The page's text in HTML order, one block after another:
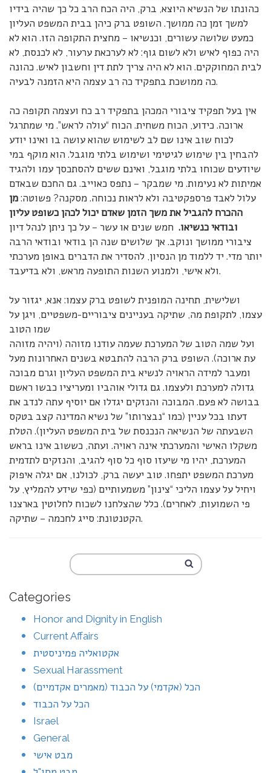
כהונתו של הנשיא היוצא, ברק, היה הכח הרב כל כך שהיה בידיו
למשך זמן כה ממושך. השופט ברק כיהן בבית המשפט העליון
כמעט שלושה עשורים, וכנשיאו – מחצית התקופה הזו. הוא לא
היה כפוף לאיש ולא לשום גוף: לא לערכאת ערעור, לא לכנסת, לא
לבית המחוקקים. הוא לא היה צריך לתת דין וחשבון לאיש. כהונה
כה ממושכת בתפקיד כה רב עצמה היא הזמנה לבעיה.
אין בעל תפקיד ציבורי המכהן בתפקיד רב כח ועצמה תקופה כה
ארוכה. כידוע, הכוח משחית. הכוח “עולה לראש”. מי שמתרגל
לכוח שוב אינו שם לב לשימוש שהוא עושה בו ואינו יודע
להבחין בין שימוש לגיטימי ושימוש בלתי מוגבל. הוא מוקף במי
שיודעים שכוחו בלתי מוגבל, ואינם ששים להסתכסך עמו ולהגיד
אמיתות לא נעימות. מי שמבקר – נתפס כאוייב. גם החכם שבאדם
עלול לאבד פרספקטיבה ולא לראות נכוחה. מסקנה? פשוטה: מן
ההכרח להגביל את משך הזמן שאדם יכול לכהן כשופט עליון
ובודאי כנשיאו. חמש שנים או עשר – על כך ניתן לנהל דיון
ציבורי ממושך ונוקב. אך שלושים שנה הן בודאי ובודאי הרבה
יותר מדי. יד ללמוד מן הנסיון, להסדיר את הדברים באופן מערכתי
ולא אישי, ולמנוע השנות התופעה מראש, ולא בדיעבד.
ושלישית, תחינה המופנית לשופט ברק עצמו: אנא, יגזור על
עצמו, לתקופת מה, שתיקה בעניינים ציבוריים-משפטיים, ויגן על
שמו הטוב
ועל שמה הטוב של המערכת שעמה עודנו מזוהה (ויהיה מזוהה
עת ארוכה). השופט ברק הרבה להתבטא בשנים האחרונות מעל
ומעבר למידה הראויה לנשיא בית המשפט העליון וגרם מבוכה
גדולה למערכת ולעצמו. גם גדולי אוהביו ומעריציו כבשו ראשם
בבושה לא פעם. המבוכה והנזקים יגדלו אם יוסיף עתה לנדב את
דעתו בכל עניין (כמו “נבצרותו” של נשיא המדינה קצב בטקס
השבעתה של הנשיאה הנכנסת של בית המשפט העליון). הטלת
משקלו האישי והמערכתי אינה ראויה. ועתה, כששוב אינו בראש
המערכת, יהיו מי שיעזו סוף כל סוף להגיב, והנזקים לתדמית
מערכת המשפט יתפחו. טוב יעשה ברק, לכולנו, אם יגלה איפוק
ויחיל על עצמו הליכי “צינון” משמעותיים (כפי שידע להמליץ, על
פי השמועות, לאחרים). כלל שהצלחנו לשכוח לחלוטין בארצנו
הקטנטונת: סייג לחכמה – שתיקה.
Categories
Honor and Dignity in English
Current Affairs
אקטואליה פמיניסטית
Sexual Harassment
הכל (אקדמי) על הכבוד (מאמרים אקדמיים)
הכל על הכבוד
Israel
General
מבט אישי